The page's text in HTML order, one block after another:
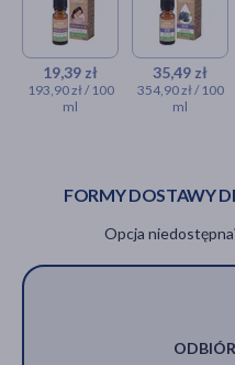
19,39 zł
193,90 zł / 100
ml
35,49 zł
354,90 zł / 100
ml
FORMY DOSTAWY
Opcja